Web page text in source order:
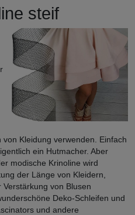
steif
Kleidung verwenden. Einfach
ein Hutmacher. Aber
modische Krinoline wird
der Länge von Kleidern,
von Blusen
Deko-Schleifen und
und andere